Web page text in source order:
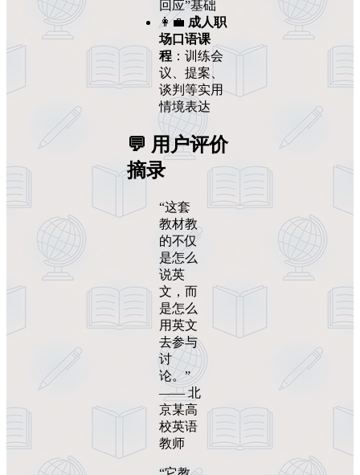
回应”基础
👩‍💼 成人职
场口语课
程 ：训练会
议、提案、
谈判等实用
情境表达
💬 用户评价
摘录
“这套
教材教
的不仅
是怎么
说英
文，而
是怎么
用英文
去参与
讨
论。”
—— 北
京某高
校英语
教师